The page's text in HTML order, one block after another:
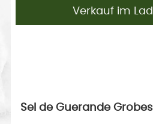
Verkauf im
Sel de Guerande